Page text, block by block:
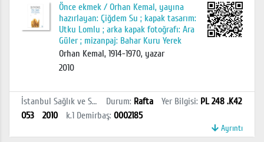
Önce ekmek / Orhan Kemal, yayına
hazırlayan: Çiğdem Su ; kapak tasarım:
Utku Lomlu ; arka kapak fotoğrafı: Ara
Güler ; mizanpaj: Bahar Kuru Yerek
Orhan Kemal, 1914-1970, yazar
2010
İstanbul Sağlık ve Sosyal Bilimler MYO Kütüphanesi Durum: Rafta Yer Bilgisi: PL 248 .K42
O53
2010 k.1 Demirbaş: 0002185
Ayrıntı